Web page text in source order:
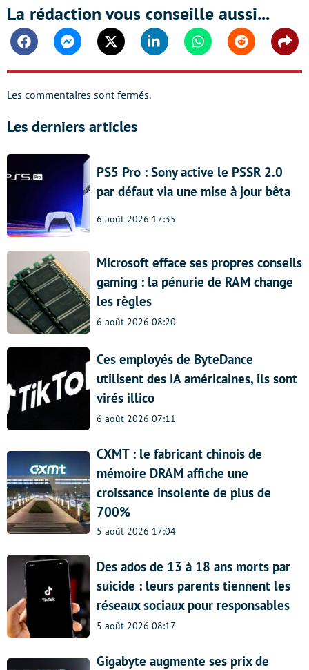
La rédaction vous conseille aussi...
FacebookMessengerTwitter Linkedin WhatsappReddit
Les commentaires sont fermés.
Les derniers articles
PS5 Pro : Sony active le PSSR 2.0
par défaut via une mise à jour bêta
6 août 2026 17:35
Microsoft efface ses propres conseils
gaming : la pénurie de RAM change
les règles
6 août 2026 08:20
Ces employés de ByteDance
utilisent des IA américaines, ils sont
virés illico
6 août 2026 07:11
CXMT : le fabricant chinois de
mémoire DRAM affiche une
croissance insolente de plus de
700%
5 août 2026 17:04
Des ados de 13 à 18 ans morts par
suicide : leurs parents tiennent les
réseaux sociaux pour responsables
5 août 2026 08:17
Gigabyte augmente ses prix de